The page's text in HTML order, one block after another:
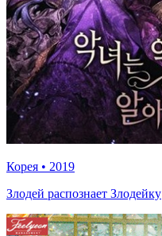
Корея • 2019
Злодей распознает Злодейку